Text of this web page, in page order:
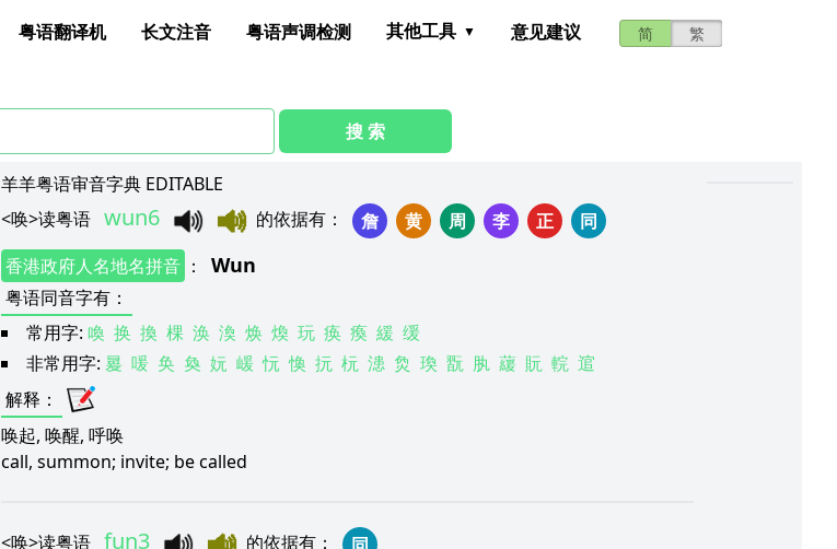
简 繁
粤语翻译机 长文注音 粤语声调检测 其他工具 意见建议
搜 索
羊羊粤语审音字典 EDITABLE
<唤>读粤语 wun6 的依据有： 詹 黄 周 李 正
同
香港政府人名地名拼音 ： Wun
粤语同音字有：
常用字: 喚 换 換 棵 涣 渙 焕 煥 玩 痪 瘓 緩 缓
非常用字: 㬊 喛 奂 奐 妧 嵈 忨 愌 抏 杬 漶 烉 瑍 翫 肒 藧 貦 輐 逭
解释 ：
唤起, 唤醒, 呼唤
call, summon; invite; be called
<唤>读粤语 fun3 的依据有：